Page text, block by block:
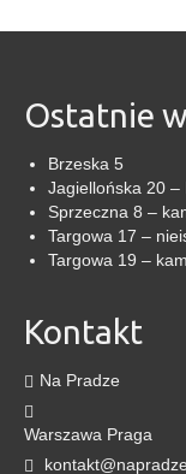
Ostatnie
Brzeska 5
Jagiellońska 20 –
Sprzeczna 8 –
Targowa 17 –
Targowa 19 –
Kontakt
Na Pradze
Warszawa Praga